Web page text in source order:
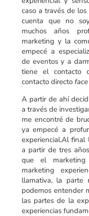
caso a través de
cuenta que no
muchos años
marketing y la
empecé a
de eventos y a
tiene el contacto
contacto directo
A partir de ahí
a través de
me encontré de
ya empecé a
experiencial.Al final
a partir de tres
que el
marketing
llamativa, la parte
podemos entender
las partes de la
experiencias